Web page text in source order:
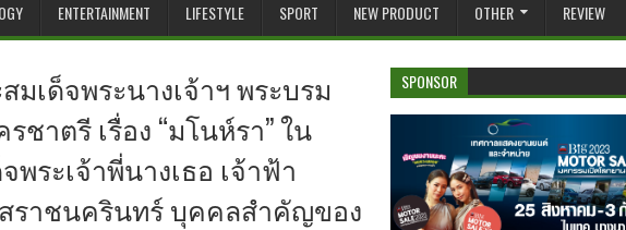
ENTERTAINMENT LIFESTYLE SPORT NEW PRODUCT OTHER REVIEW
เด็จพระนางเจ้าฯ พระบรม
าตรี เรื่อง “มโนห์รา” ใน
พระเจ้าพี่นางเธอ เจ้าฟ้า
ราชนครินทร์ บุคคลสำคัญของ
SPONSOR